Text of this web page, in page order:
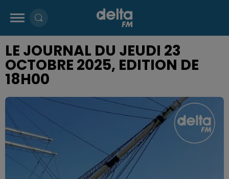
LE JOURNAL DU JEUDI 23
OCTOBRE 2025, EDITION DE
18H00